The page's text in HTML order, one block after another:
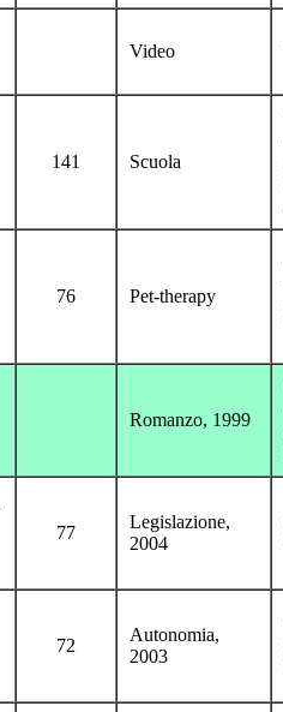
Video
141 Scuola
76 Pet-therapy
Romanzo, 1999
77
Legislazione,
2004
72
Autonomia,
2003